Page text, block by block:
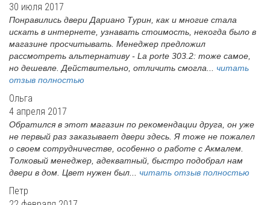
30 июля 2017
Понравились двери Дариано Турин, как и многие стала
искать в интернете, узнавать стоимость, некогда было в
магазине просчитывать. Менеджер предложил
рассмотреть альтернативу - La porte 303.2: тоже самое,
но дешевле. Действительно, отличить смогла... читать
отзыв полностью
Ольга
4 апреля 2017
Обратился в этот магазин по рекомендации друга, он уже
не первый раз заказывает двери здесь. Я тоже не пожалел
о своем сотрудничестве, особенно о работе с Акмалем.
Толковый менеджер, адекватный, быстро подобрал нам
двери в дом. Цвет нужен был... читать отзыв полностью
Петр